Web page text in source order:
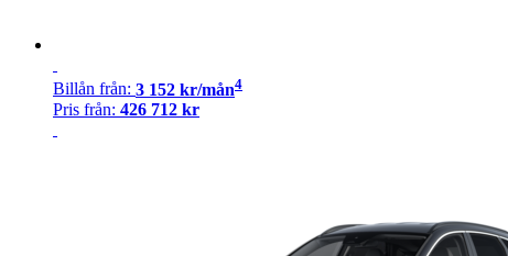
Billån från: 3 152 kr/mån4
Pris från: 426 712 kr